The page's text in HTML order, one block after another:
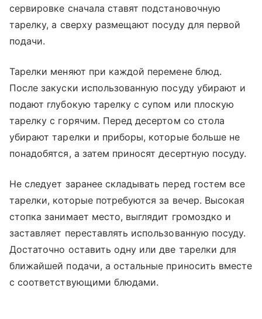
сервировке сначала ставят подстановочную
тарелку, а сверху размещают посуду для первой
подачи.
Тарелки меняют при каждой перемене блюд.
После закуски использованную посуду убирают и
подают глубокую тарелку с супом или плоскую
тарелку с горячим. Перед десертом со стола
убирают тарелки и приборы, которые больше не
понадобятся, а затем приносят десертную посуду.
Не следует заранее складывать перед гостем все
тарелки, которые потребуются за вечер. Высокая
стопка занимает место, выглядит громоздко и
заставляет переставлять использованную посуду.
Достаточно оставить одну или две тарелки для
ближайшей подачи, а остальные приносить вместе
с соответствующими блюдами.